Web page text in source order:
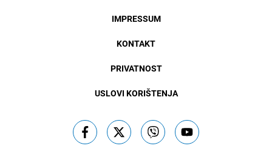
IMPRESSUM
KONTAKT
PRIVATNOST
USLOVI KORIŠTENJA